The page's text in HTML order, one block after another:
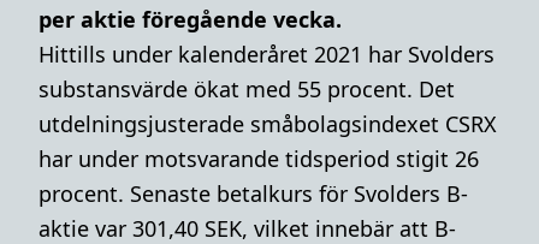
per aktie föregående vecka.
Hittills under kalenderåret 2021 har Svolders
substansvärde ökat med 55 procent. Det
utdelningsjusterade småbolagsindexet CSRX
har under motsvarande tidsperiod stigit 26
procent. Senaste betalkurs för Svolders B-
aktie var 301,40 SEK, vilket innebär att B-